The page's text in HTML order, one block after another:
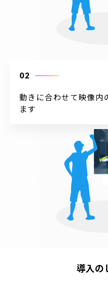
02
動きに合わせて映像内
ます
導入の